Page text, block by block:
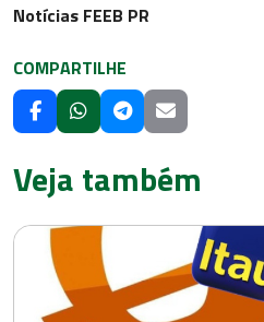
Notícias FEEB PR
COMPARTILHE
Veja também